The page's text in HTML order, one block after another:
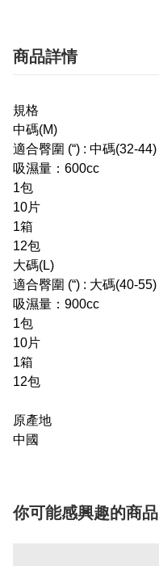
商品詳情
規格
中碼(M)
適合臀圍 (“) : 中碼(32-44)
吸濕量：600cc
1包
10片
1箱
12包
大碼(L)
適合臀圍 (“) : 大碼(40-55)
吸濕量：900cc
1包
10片
1箱
12包
原產地
中國
你可能感興趣的商品